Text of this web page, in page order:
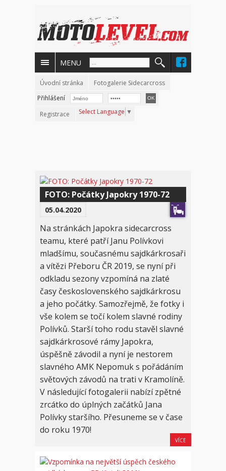
MENU
Úvodní stránka
Fotogalerie Sidecarcross
Přihlášení
Registrace
Select Language ▼
FOTO: Počátky Japokry 1970-72
05.04.2020
Na stránkách Japokra sidecarcross
teamu, které patří Janu Polívkovi
mladšímu, současnému sajdkárkrosaři
a vítězi Přeboru ČR 2019, se nyní při
odkladu sezony vzpomíná na zlaté
časy československého sajdkárkrosu
a jeho počátky. Samozřejmě, že fotky i
vše kolem se točí kolem slavné rodiny
Polívků. Starší toho rodu stavěl slavné
sajdkárkrosové rámy Japokra,
úspěšně závodil a nyní je nestorem
slavného AMK Nepomuk s pořádáním
světových závodů na trati v Kramolíně.
V následující fotogalerii nabízí zpětné
zrcátko do úplných začátků Jana
Polívky staršího. Přesuneme se v čase
do roku 1970!
VÍCE